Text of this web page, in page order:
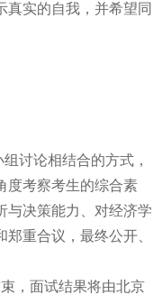
真实的自我，并希望同
讨论相结合的方式，
度考察考生的综合素
与决策能力、对经济学
重合议，最终公开、
，面试结果将由北京